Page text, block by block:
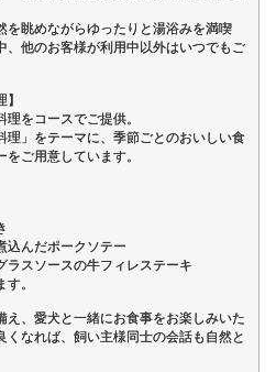
を眺めながらゆったりと湯浴みを満喫
、他のお客様が利用中以外はいつでもご
をコースでご提供。
理」をテーマに、季節ごとのおいしい食
ご用意しています。
込んだポークソテー
ラスソースの牛フィレステーキ
。
え、愛犬と一緒にお食事をお楽しみいた
なれば、飼い主様同士の会話も自然と